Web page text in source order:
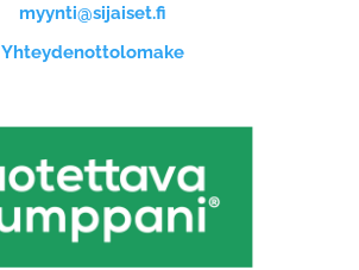
myynti@sijaiset.fi
Yhteydenottolomake